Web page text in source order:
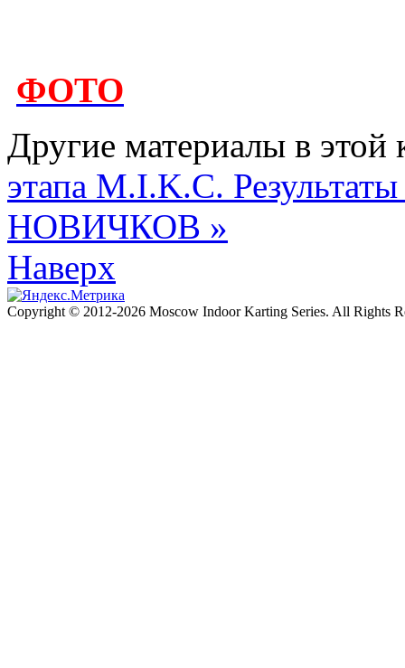
ФОТО
Другие материалы в этой
этапа M.I.K.C.
НОВИЧКОВ »
Наверх
Copyright © 2012-2026 Moscow Indoor Karting Series. All Rights